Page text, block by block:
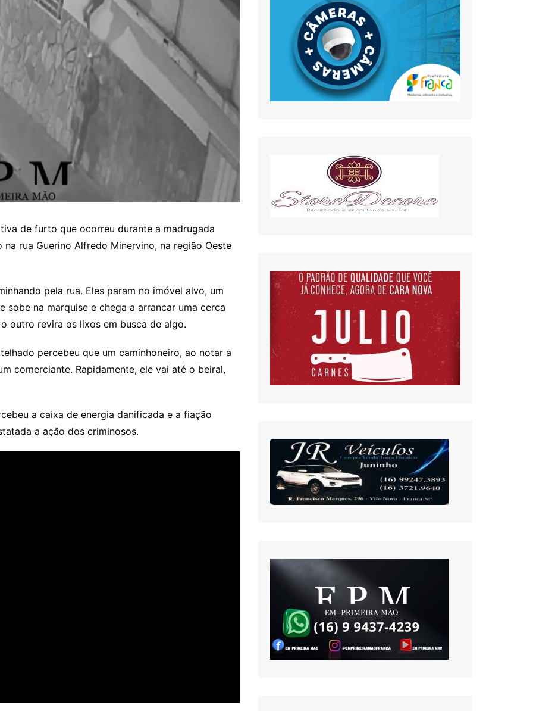
de furto que ocorreu durante a madrugada
rua Guerino Alfredo Minervino, na região Oeste
pela rua. Eles param no imóvel alvo, um
sobe na marquise e chega a arrancar uma cerca
outro revira os lixos em busca de algo.
percebeu que um caminhoneiro, ao notar a
comerciante. Rapidamente, ele vai até o beiral,
a caixa de energia danificada e a fiação
a ação dos criminosos.